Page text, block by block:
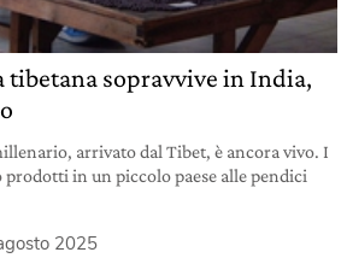
tibetana sopravvive in India,
arrivato dal Tibet, è ancora vivo. I
in un piccolo paese alle pendici
2025